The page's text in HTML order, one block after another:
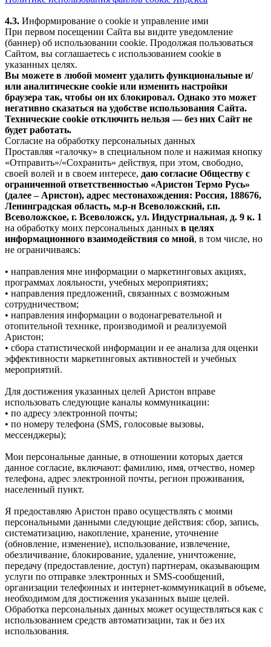
4.3. Информирование о cookie и управление ими
При первом посещении Сайта вы видите уведомление
(баннер) об использовании cookie. Продолжая пользоваться
Сайтом, вы соглашаетесь с использованием cookie в
указанных целях.
Вы можете в любой момент удалить функциональные и/
или аналитические cookie или изменить настройки
браузера так, чтобы он их блокировал. Однако это может
негативно сказаться на удобстве использования Сайта.
Технические cookie отключить нельзя — без них Сайт не
будет работать.
Согласие на обработку персональных данных
Проставляя «галочку» в специальном поле и нажимая кнопку
«Отправить»/«Сохранить» действуя, при этом, свободно,
своей волей и в своем интересе, даю согласие Обществу с
ограниченной ответственностью «Аристон Термо Русь»
(далее – Аристон), адрес местонахождения: Россия, 188676,
Ленинградская область, м.р-н Всеволожский, г.п.
Всеволожское, г. Всеволожск, ул. Индустриальная, д. 9 к. 1
на обработку моих персональных данных в целях
информационного взаимодействия со мной, в том числе, но
не ограничиваясь:
• направления мне информации о маркетинговых акциях,
программах лояльности, учебных мероприятиях;
• направления предложений, связанных с возможным
сотрудничеством;
• направления информации о водонагревательной и
отопительной технике, производимой и реализуемой
Аристон;
• сбора статистической информации и ее анализа для оценки
эффективности маркетинговых активностей и учебных
мероприятий.
Для достижения указанных целей Аристон вправе
использовать следующие каналы коммуникации:
• по адресу электронной почты;
• по номеру телефона (SMS, голосовые вызовы,
мессенджеры);
Мои персональные данные, в отношении которых дается
данное согласие, включают: фамилию, имя, отчество, номер
телефона, адрес электронной почты, регион проживания,
населенный пункт.
Я предоставляю Аристон право осуществлять с моими
персональными данными следующие действия: сбор, запись,
систематизацию, накопление, хранение, уточнение
(обновление, изменение), использование, извлечение,
обезличивание, блокирование, удаление, уничтожение,
передачу (предоставление, доступ) партнерам, оказывающим
услуги по отправке электронных и SMS‑сообщений,
организации телефонных и интернет‑коммуникаций в объеме,
необходимом для достижения указанных выше целей.
Обработка персональных данных может осуществляться как с
использованием средств автоматизации, так и без их
использования.